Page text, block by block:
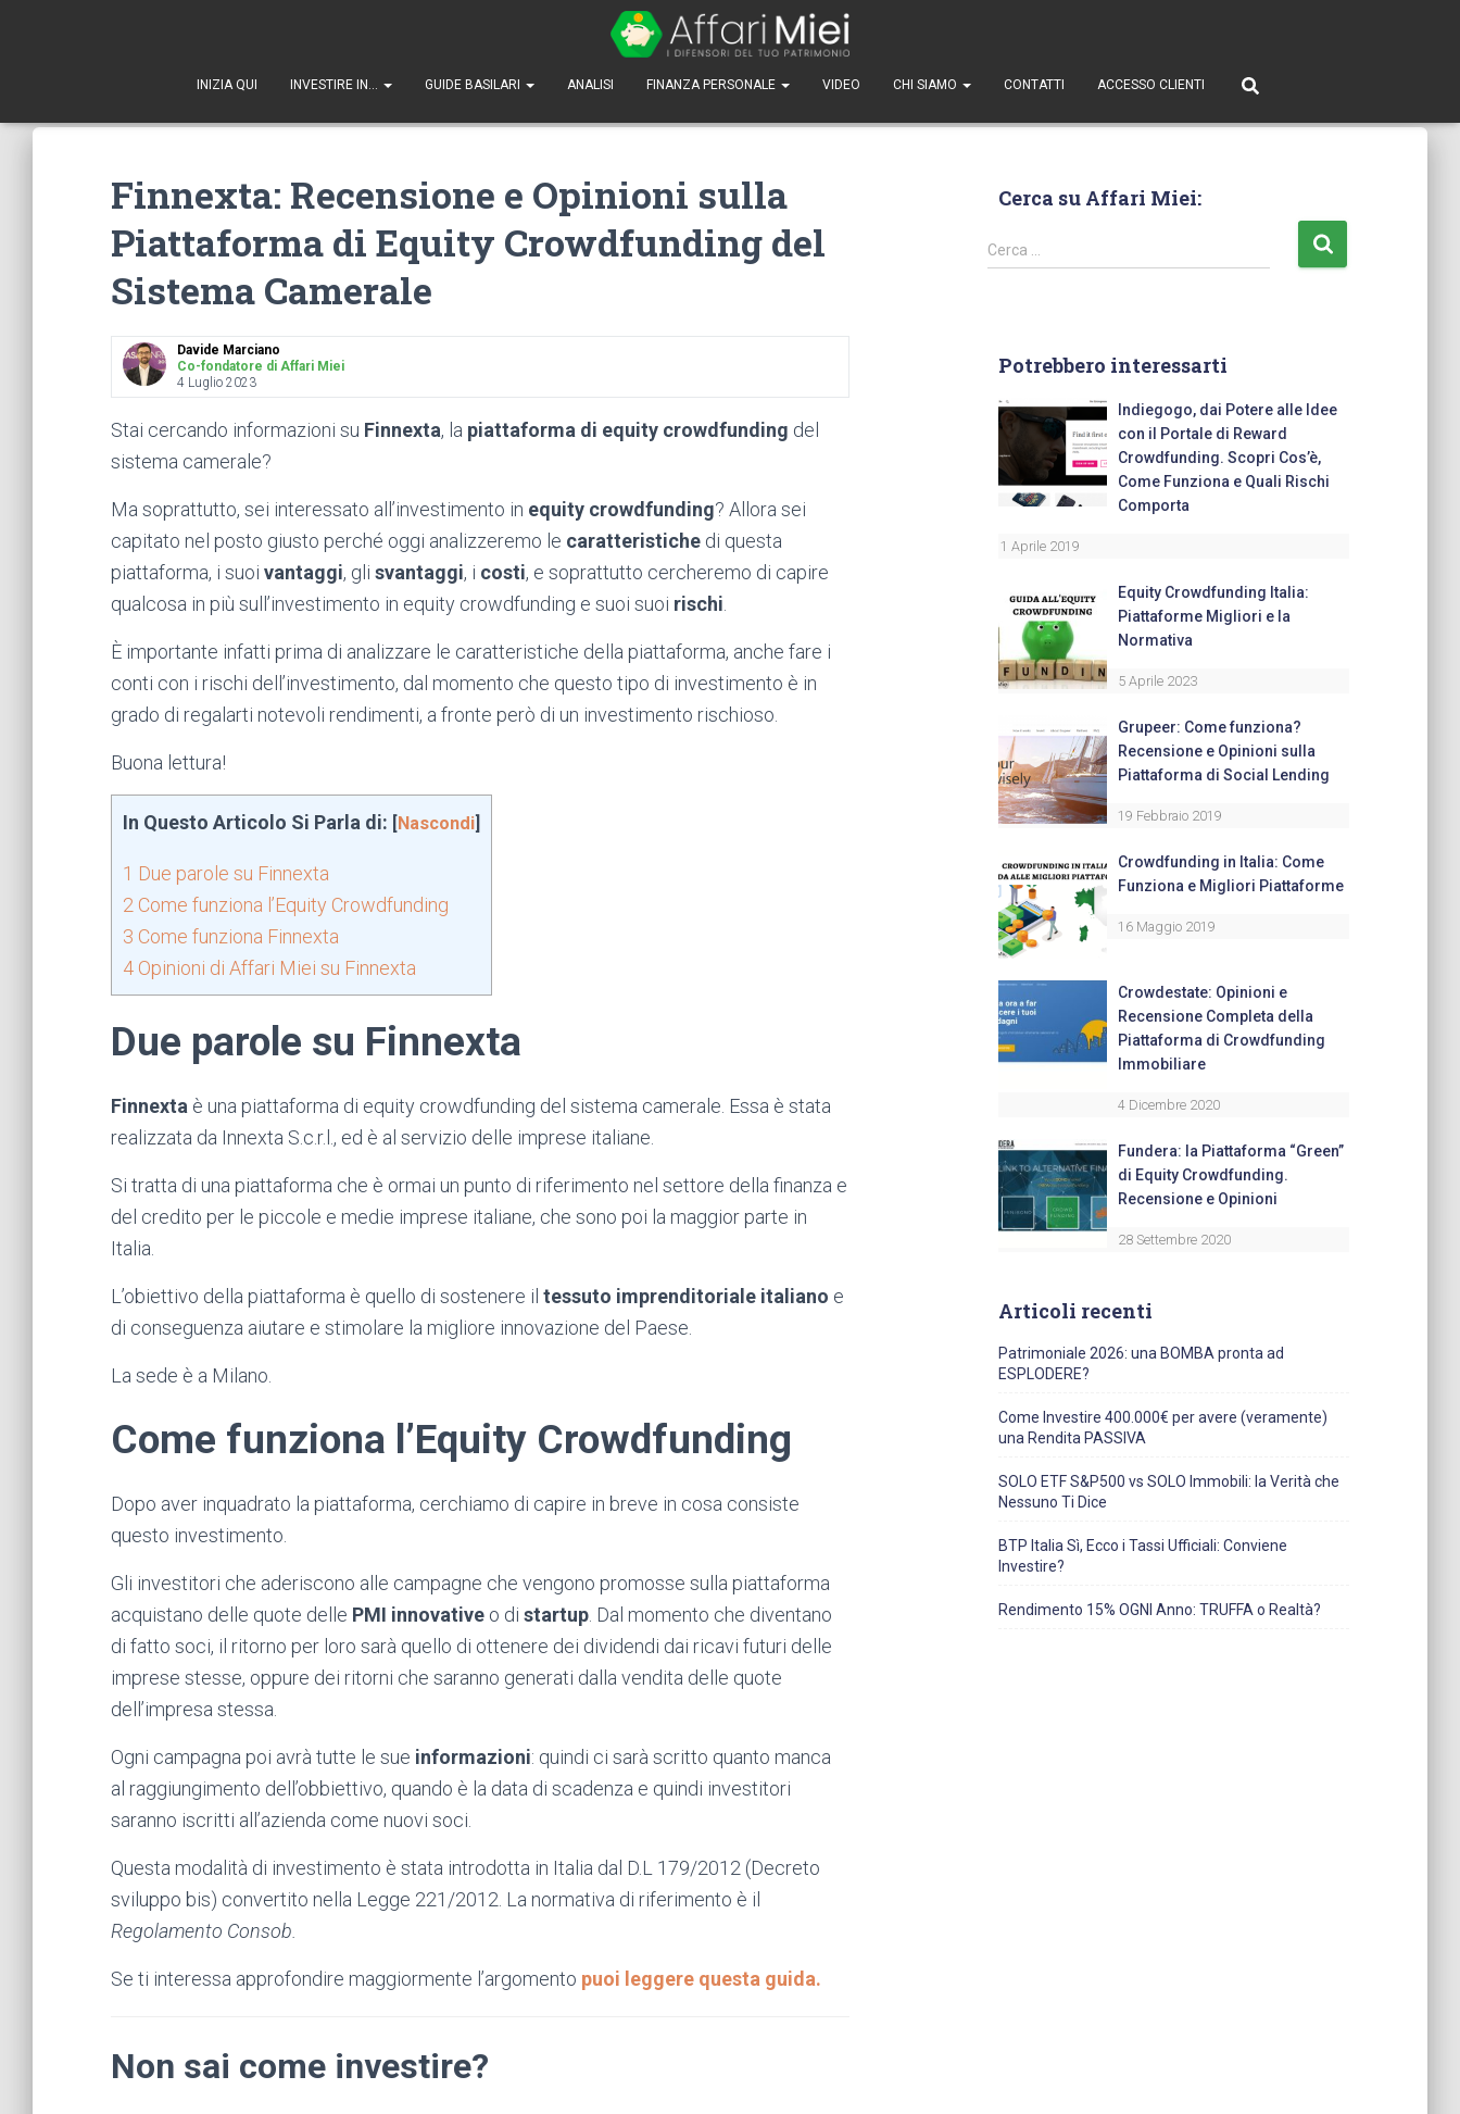
INIZIA QUI INVESTIRE IN… GUIDE BASILARI ANALISI FINANZA PERSONALE VIDEO CHI SIAMO CONTATTI ACCESSO CLIENTI
Finnexta: Recensione e Opinioni sulla
Piattaforma di Equity Crowdfunding del
Sistema Camerale
Davide Marciano
Co-fondatore di Affari Miei
4 Luglio 2023
Stai cercando informazioni su Finnexta, la piattaforma di equity crowdfunding del
sistema camerale?
Ma soprattutto, sei interessato all’investimento in equity crowdfunding? Allora sei
capitato nel posto giusto perché oggi analizzeremo le caratteristiche di questa
piattaforma, i suoi vantaggi, gli svantaggi, i costi, e soprattutto cercheremo di capire
qualcosa in più sull’investimento in equity crowdfunding e suoi suoi rischi
È importante infatti prima di analizzare le caratteristiche della piattaforma, anche fare i
conti con i rischi dell’investimento, dal momento che questo tipo di investimento è in
grado di regalarti notevoli rendimenti, a fronte però di un investimento rischioso.
Buona lettura!
In Questo Articolo Si Parla di: [Nascondi]
1 Due parole su Finnexta
2 Come funziona l’Equity Crowdfunding
3 Come funziona Finnexta
4 Opinioni di Affari Miei su Finnexta
Due parole su Finnexta
Finnexta è una piattaforma di equity crowdfunding del sistema camerale. Essa è stata
realizzata da Innexta S.c.r.l., ed è al servizio delle imprese italiane.
Si tratta di una piattaforma che è ormai un punto di riferimento nel settore della finanza e
del credito per le piccole e medie imprese italiane, che sono poi la maggior parte in
Italia.
L’obiettivo della piattaforma è quello di sostenere il tessuto imprenditoriale italiano e
di conseguenza aiutare e stimolare la migliore innovazione del Paese.
La sede è a Milano.
Come funziona l’Equity Crowdfunding
Dopo aver inquadrato la piattaforma, cerchiamo di capire in breve in cosa consiste
questo investimento.
Gli investitori che aderiscono alle campagne che vengono promosse sulla piattaforma
acquistano delle quote delle PMI innovative o di startup. Dal momento che diventano
di fatto soci, il ritorno per loro sarà quello di ottenere dei dividendi dai ricavi futuri delle
imprese stesse, oppure dei ritorni che saranno generati dalla vendita delle quote
dell’impresa stessa.
Ogni campagna poi avrà tutte le sue informazioni: quindi ci sarà scritto quanto manca
al raggiungimento dell’obbiettivo, quando è la data di scadenza e quindi investitori
saranno iscritti all’azienda come nuovi soci.
Questa modalità di investimento è stata introdotta in Italia dal D.L 179/2012 (Decreto
sviluppo bis) convertito nella Legge 221/2012. La normativa di riferimento è il
Regolamento Consob.
Se ti interessa approfondire maggiormente l’argomento puoi leggere questa guida.
Non sai come investire?
Cerca su Affari Miei:
Cerca …
Potrebbero interessarti
Indiegogo, dai Potere alle Idee
con il Portale di Reward
Crowdfunding. Scopri Cos’è,
Come Funziona e Quali Rischi
Comporta
1 Aprile 2019
Equity Crowdfunding Italia:
Piattaforme Migliori e la
Normativa
5 Aprile 2023
Grupeer: Come funziona?
Recensione e Opinioni sulla
Piattaforma di Social Lending
19 Febbraio 2019
Crowdfunding in Italia: Come
Funziona e Migliori Piattaforme
16 Maggio 2019
Crowdestate: Opinioni e
Recensione Completa della
Piattaforma di Crowdfunding
Immobiliare
4 Dicembre 2020
Fundera: la Piattaforma “Green”
di Equity Crowdfunding.
Recensione e Opinioni
28 Settembre 2020
Articoli recenti
Patrimoniale 2026: una BOMBA pronta ad
ESPLODERE?
Come Investire 400.000€ per avere (veramente)
una Rendita PASSIVA
SOLO ETF S&P500 vs SOLO Immobili: la Verità che
Nessuno Ti Dice
BTP Italia Sì, Ecco i Tassi Ufficiali: Conviene
Investire?
Rendimento 15% OGNI Anno: TRUFFA o Realtà?